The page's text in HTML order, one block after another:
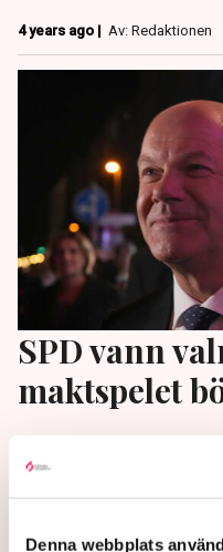
Denna webbplats
4 years ago | Av: Redaktionen
SPD vann
maktspelet
Socialdemokraterna
procent av rösterna,